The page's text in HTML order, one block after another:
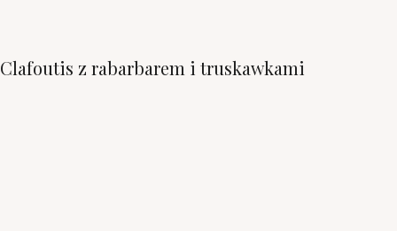
Clafoutis z rabarbarem i truskawkami